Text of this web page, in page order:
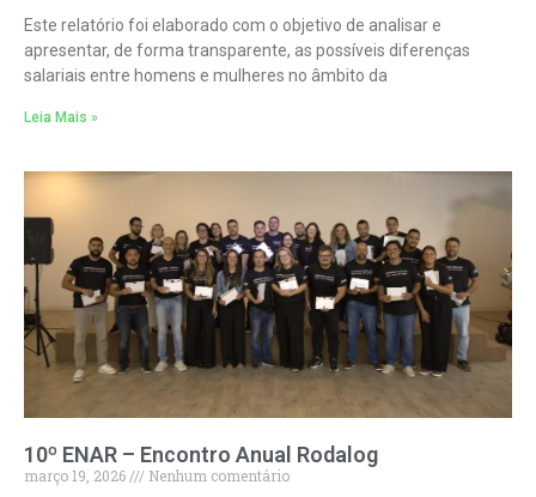
Este relatório foi elaborado com o objetivo de analisar e
apresentar, de forma transparente, as possíveis diferenças
salariais entre homens e mulheres no âmbito da
Leia Mais »
10º ENAR – Encontro Anual Rodalog
março 19, 2026
Nenhum comentário